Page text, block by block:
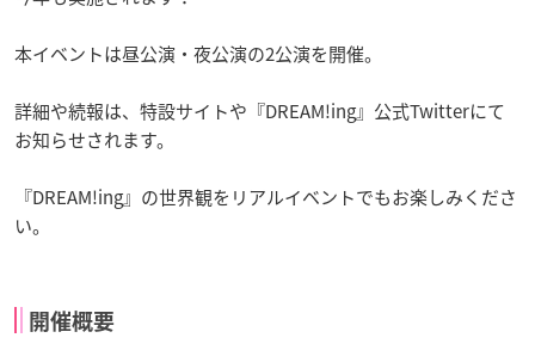
本イベントは昼公演・夜公演の2公演を開催。
詳細や続報は、特設サイトや『DREAM!ing』公式Twitterにて
お知らせされます。
『DREAM!ing』の世界観をリアルイベントでもお楽しみくださ
い。
開催概要